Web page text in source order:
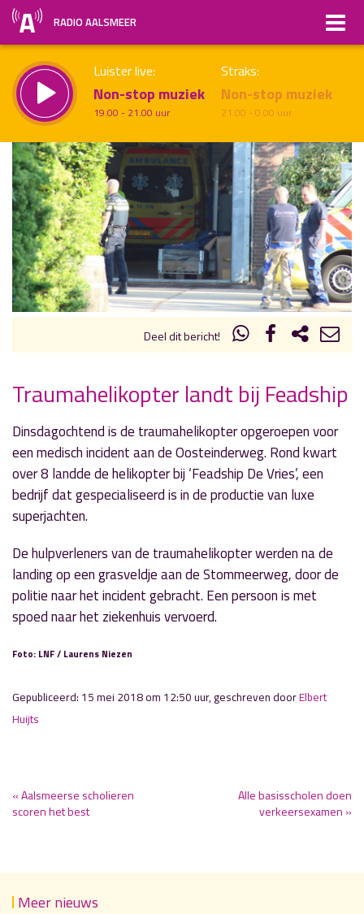
RADIO AALSMEER
Luister live:
Non-stop muziek
19.00 - 21.00 uur
Straks:
Non-stop muziek
21.00 - 0.00 uur
Vorig uur uur 1 van x Volgend uur
Inklappen
Deel dit bericht!
« Vorig nieuwsbericht
15 mei 2018
» Volgend nieuwsbericht
Alle basisscholen doen verkeersexamen
15 mei 2018
Traumahelikopter landt bij Feadship
Dinsdagochtend is de traumahelikopter opgeroepen voor
een medisch incident aan de Oosteinderweg. Rond kwart
over 8 landde de helikopter bij ‘Feadship De Vries’, een
bedrijf dat gespecialiseerd is in de productie van luxe
superjachten.
De hulpverleners van de traumahelikopter werden na de
landing op een grasveldje aan de Stommeerweg, door de
politie naar het incident gebracht. Een persoon is met
spoed naar het ziekenhuis vervoerd.
Foto: LNF / Laurens Niezen
Gepubliceerd: 15 mei 2018 om 12:50 uur, geschreven doorElbert
Huijts
« Aalsmeerse scholieren
scoren het best
Alle basisscholen doen
verkeersexamen »
Meer nieuws